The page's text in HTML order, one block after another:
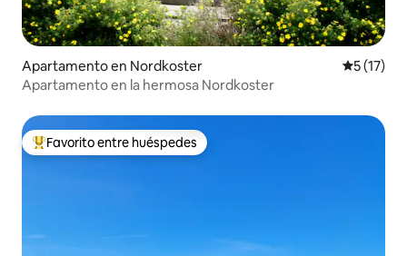
Apartamento en Nordkoster
5 (17)
Apartamento en la hermosa Nordkoster
Favorito entre huéspedes preferido
Favorito entre huéspedes